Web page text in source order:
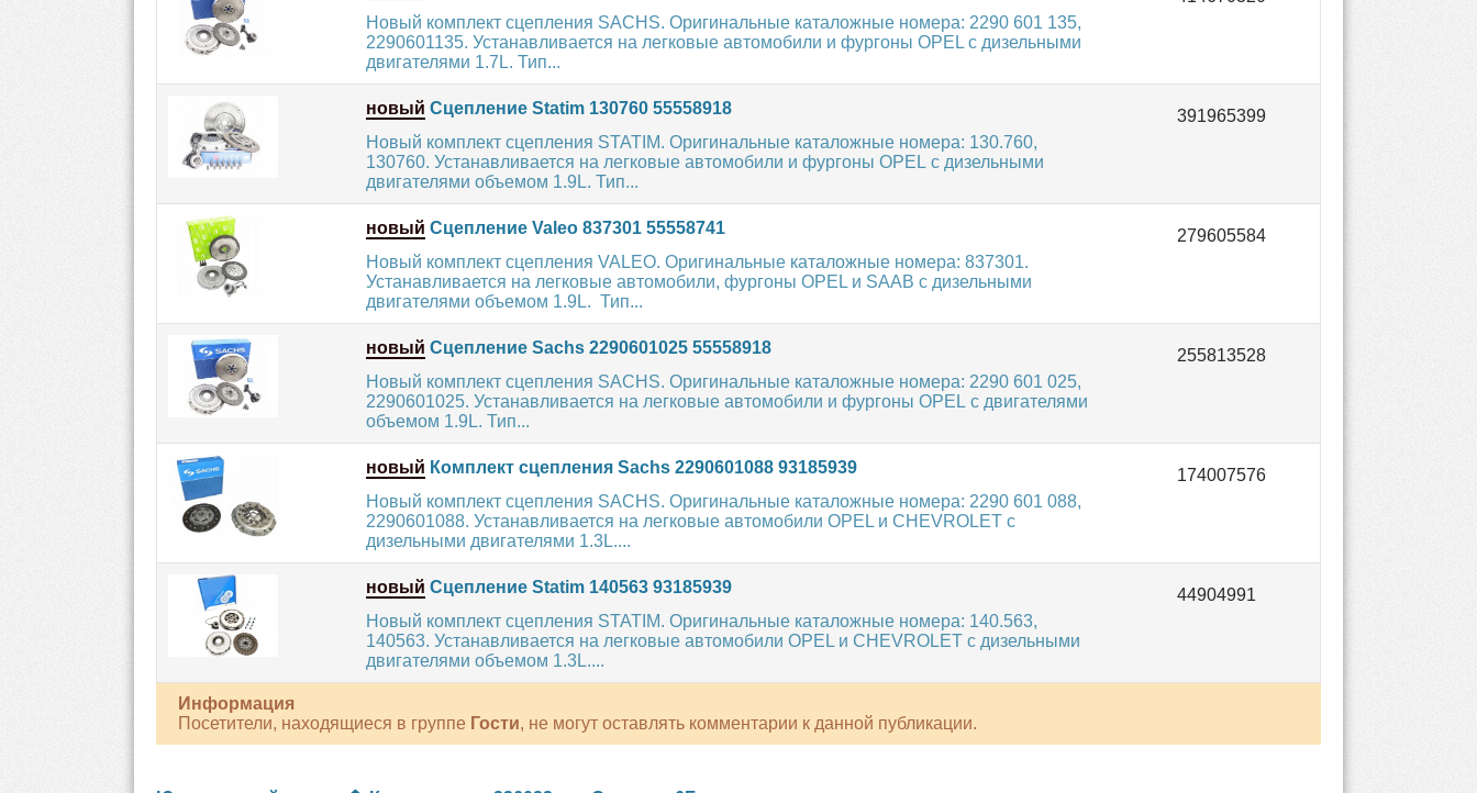
Новый комплект сцепления SACHS. Оригинальные каталожные номера: 2290 601 135,
2290601135. Устанавливается на легковые автомобили и фургоны OPEL с дизельными
двигателями 1.7L. Тип...
новый Сцепление Statim 130760 55558918
Новый комплект сцепления STATIM. Оригинальные каталожные номера: 130.760,
130760. Устанавливается на легковые автомобили и фургоны OPEL с дизельными
двигателями объемом 1.9L. Тип...
новый Сцепление Valeo 837301 55558741
Новый комплект сцепления VALEO. Оригинальные каталожные номера: 837301.
Устанавливается на легковые автомобили, фургоны OPEL и SAAB с дизельными
двигателями объемом 1.9L. Тип...
новый Сцепление Sachs 2290601025 55558918
Новый комплект сцепления SACHS. Оригинальные каталожные номера: 2290 601 025,
2290601025. Устанавливается на легковые автомобили и фургоны OPEL с двигателями
объемом 1.9L. Тип...
новый Комплект сцепления Sachs 2290601088 93185939
Новый комплект сцепления SACHS. Оригинальные каталожные номера: 2290 601 088,
2290601088. Устанавливается на легковые автомобили OPEL и CHEVROLET с
дизельными двигателями 1.3L....
новый Сцепление Statim 140563 93185939
Новый комплект сцепления STATIM. Оригинальные каталожные номера: 140.563,
140563. Устанавливается на легковые автомобили OPEL и CHEVROLET с дизельными
двигателями объемом 1.3L....
Информация
Посетители, находящиеся в группе Гости, не могут оставлять комментарии к данной публикации.